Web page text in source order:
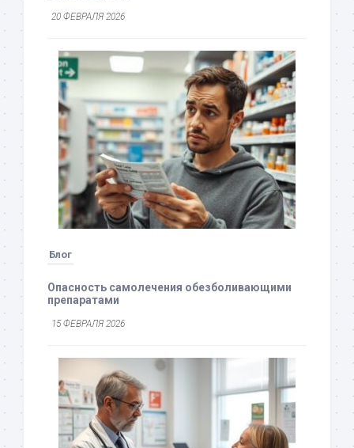
20 ФЕВРАЛЯ 2026
Блог
Опасность самолечения обезболивающими
препаратами
15 ФЕВРАЛЯ 2026